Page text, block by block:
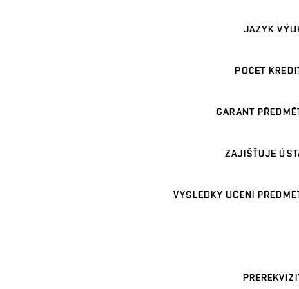
JAZYK
POČET
GARANT
ZAJIŠŤUJE
VÝSLEDKY UČENÍ